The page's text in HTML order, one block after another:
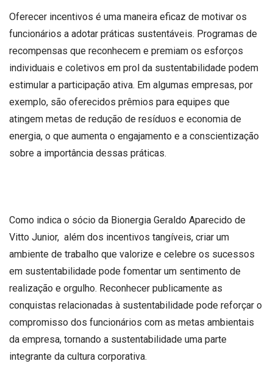
Oferecer incentivos é uma maneira eficaz de motivar os
funcionários a adotar práticas sustentáveis. Programas de
recompensas que reconhecem e premiam os esforços
individuais e coletivos em prol da sustentabilidade podem
estimular a participação ativa. Em algumas empresas, por
exemplo, são oferecidos prêmios para equipes que
atingem metas de redução de resíduos e economia de
energia, o que aumenta o engajamento e a conscientização
sobre a importância dessas práticas.
Como indica o sócio da Bionergia Geraldo Aparecido de
Vitto Junior, além dos incentivos tangíveis, criar um
ambiente de trabalho que valorize e celebre os sucessos
em sustentabilidade pode fomentar um sentimento de
realização e orgulho. Reconhecer publicamente as
conquistas relacionadas à sustentabilidade pode reforçar o
compromisso dos funcionários com as metas ambientais
da empresa, tornando a sustentabilidade uma parte
integrante da cultura corporativa.